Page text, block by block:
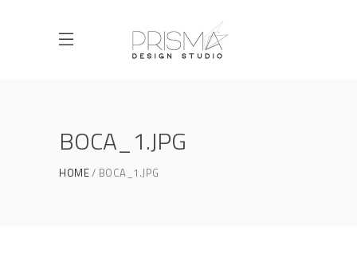
BOCA_1.JPG
HOME BOCA_1.JPG